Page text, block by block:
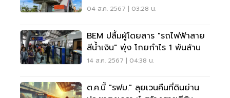
เชื่อมระบบราง
04 ส.ค. 2567 | 03:28 น.
BEM ปลื้มผู้โดยสาร "รถไฟฟ้าสาย
สีน้ำเงิน" พุ่ง โกยกำไร 1 พันล้าน
14 ส.ค. 2567 | 04:38 น.
ต.ค.นี้ "รฟม." ลุยเวนคืนที่ดินย่าน